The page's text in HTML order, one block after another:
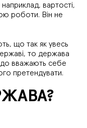
наприклад, вартості,
роботи. Він не
що так як увесь
то держава
вважають себе
претендувати.